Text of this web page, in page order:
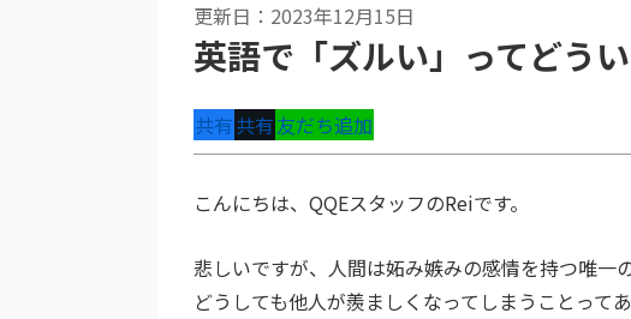
更新日：2023年12月15日
英語で「ズルい」ってどう
共有共有友だち追加
こんにちは、QQEスタッフのReiです。
悲しいですが、人間は妬み嫉みの感情を持つ唯
どうしても他人が羨ましくなってしまうことって